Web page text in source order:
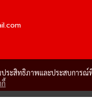
ประสิทธิภาพและประสบการณ์